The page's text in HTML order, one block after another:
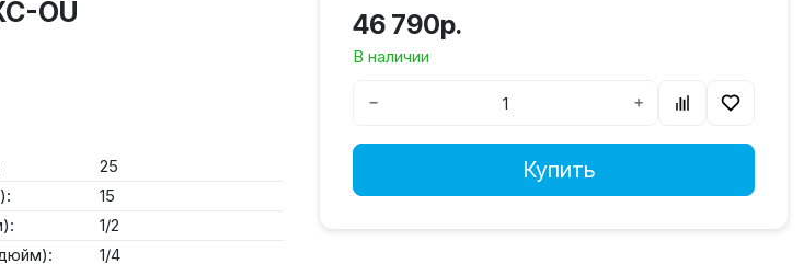
OU
25
15
1/2
1/4
46 790р.
В наличии
− +
Купить